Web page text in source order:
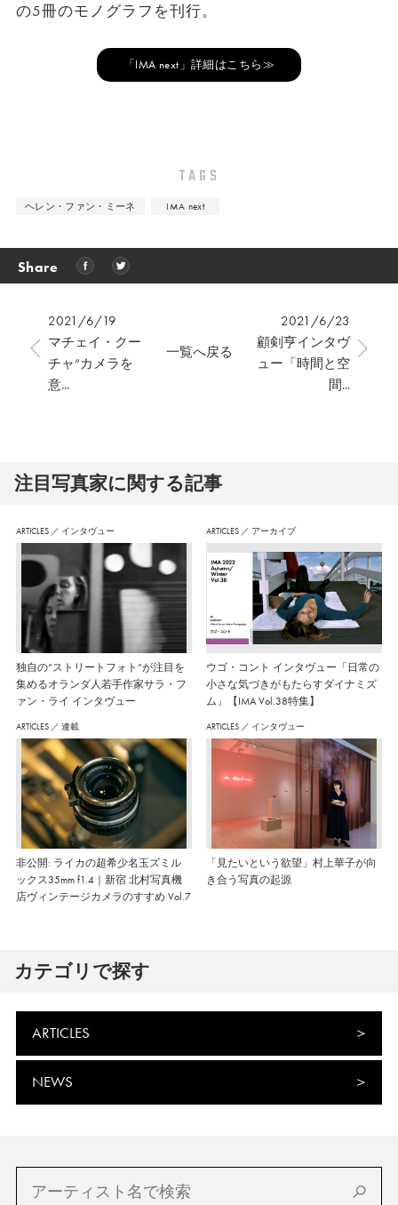
の5冊のモノグラフを刊行。
「IMA next」詳細はこちら≫
TAGS
ヘレン・ファン・ミーネ IMA next
Share
2021/6/19
マチェイ・クー
チャ“カメラを
意...
2021/6/23
顧剣亨インタヴ
ュー「時間と空
間...
一覧へ戻る
注⽬写真家に関する記事
ARTICLES ／ インタヴュー
独自の“ストリートフォト”が注目を
集めるオランダ人若手作家サラ・フ
ァン・ライ インタヴュー
ARTICLES ／ アーカイブ
ウゴ・コント インタヴュー「日常の
小さな気づきがもたらすダイナミズ
ム」【IMA Vol.38特集】
ARTICLES ／ 連載
非公開: ライカの超希少名玉ズミル
ックス35mm f1.4｜新宿 北村写真機
店ヴィンテージカメラのすすめ Vol.7
ARTICLES ／ インタヴュー
「見たいという欲望」村上華子が向
き合う写真の起源
カテゴリで探す
ARTICLES
NEWS